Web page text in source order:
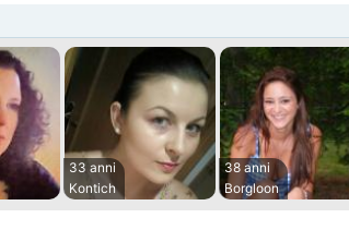
33 anni
Kontich
38 anni
Borgloon